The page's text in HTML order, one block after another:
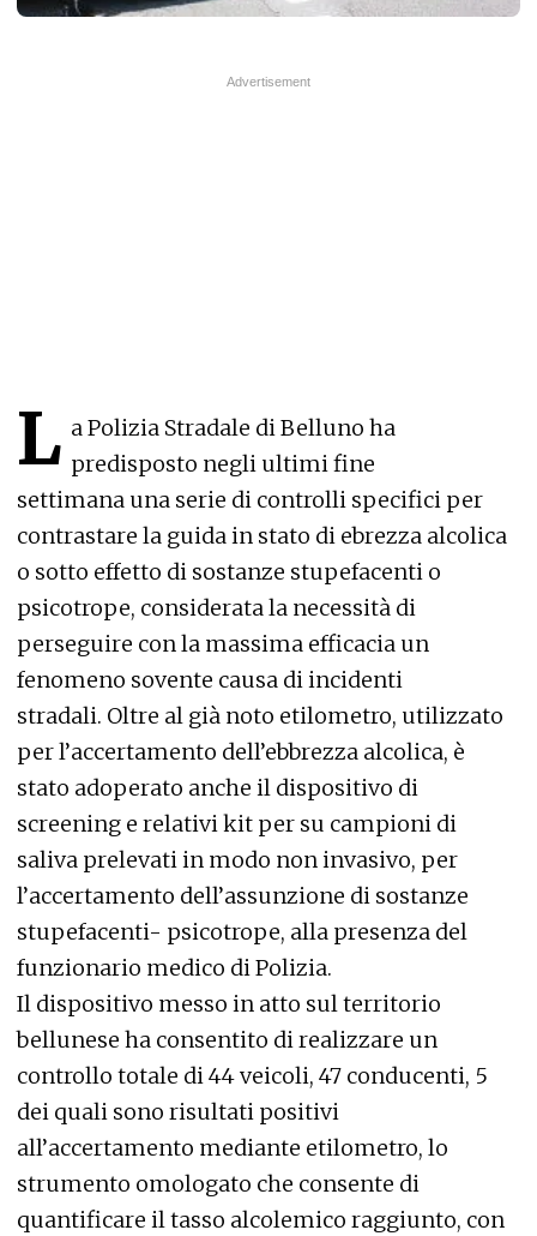
L a Polizia Stradale di Belluno ha
predisposto negli ultimi fine
settimana una serie di controlli specifici per
contrastare la guida in stato di ebrezza alcolica
o sotto effetto di sostanze stupefacenti o
psicotrope, considerata la necessità di
perseguire con la massima efficacia un
fenomeno sovente causa di incidenti
stradali. Oltre al già noto etilometro, utilizzato
per l’accertamento dell’ebbrezza alcolica, è
stato adoperato anche il dispositivo di
screening e relativi kit per su campioni di
saliva prelevati in modo non invasivo, per
l’accertamento dell’assunzione di sostanze
stupefacenti- psicotrope, alla presenza del
funzionario medico di Polizia.
Il dispositivo messo in atto sul territorio
bellunese ha consentito di realizzare un
controllo totale di 44 veicoli, 47 conducenti, 5
dei quali sono risultati positivi
all’accertamento mediante etilometro, lo
strumento omologato che consente di
quantificare il tasso alcolemico raggiunto, con